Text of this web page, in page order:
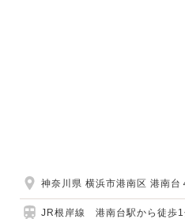
神奈川県 横浜市港南区 港南
JR根岸線 港南台駅から徒歩1